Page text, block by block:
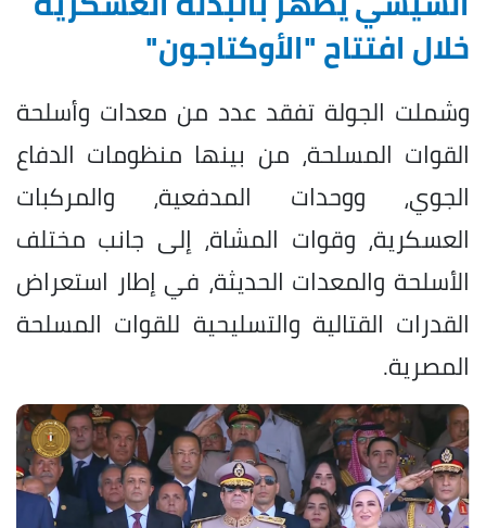
خلال افتتاح "الأوكتاجون"
وشملت الجولة تفقد عدد من معدات وأسلحة
القوات المسلحة، من بينها منظومات الدفاع
الجوي، ووحدات المدفعية، والمركبات
العسكرية، وقوات المشاة، إلى جانب مختلف
الأسلحة والمعدات الحديثة، في إطار استعراض
القدرات القتالية والتسليحية للقوات المسلحة
المصرية.